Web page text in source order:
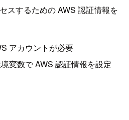
スするための AWS 認証情報を
アカウントが必要
変数で AWS 認証情報を設定